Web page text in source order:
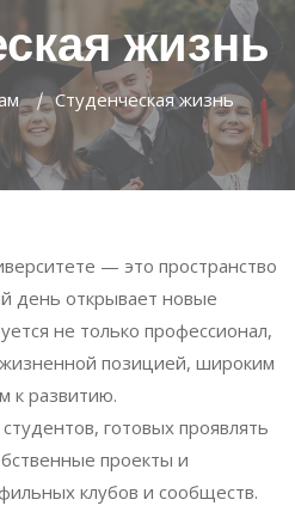
жизнь
Студенческая жизнь
— это пространство
день открывает новые
не только профессионал,
позицией, широким
к развитию.
готовых проявлять
проекты и
клубов и сообществ.